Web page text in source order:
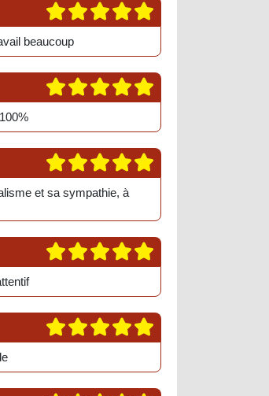
beaucoup
et sa sympathie, à